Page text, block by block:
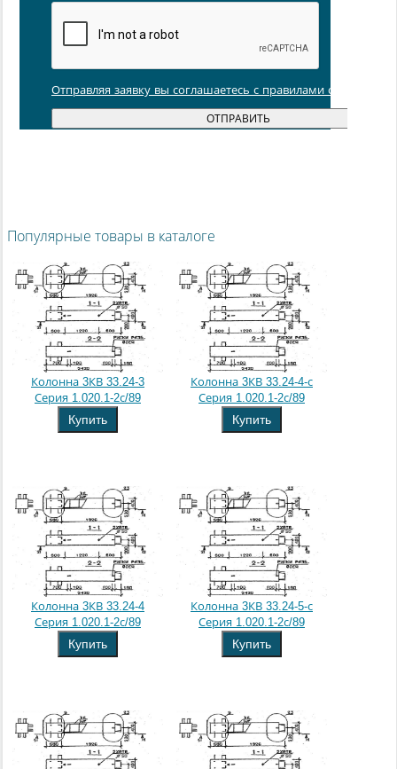
Отправляя заявку вы соглашаетесь с правилами обработки
Популярные товары в каталоге
Колонна 3КВ 33.24-3
Серия 1.020.1-2с/89
Купить
Колонна 3КВ 33.24-4-с
Серия 1.020.1-2с/89
Купить
Колонна 3КВ 33.24-4
Серия 1.020.1-2с/89
Купить
Колонна 3КВ 33.24-5-с
Серия 1.020.1-2с/89
Купить